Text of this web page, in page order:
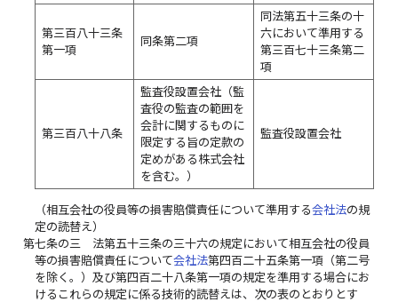
第三百八十三条
第一項
同条第二項
同法第五十三条の十
六において準用する
第三百七十三条第二
項
第三百八十八条
監査役設置会社（監
査役の監査の範囲を
会計に関するものに
限定する旨の定款の
定めがある株式会社
を含む。）
監査役設置会社
（相互会社の役員等の損害賠償責任について準用する会社法の規
定の読替え）
第七条の三
法第五十三条の三十六の規定において相互会社の役員
等の損害賠償責任について会社法第四百二十五条第一項（第二号
を除く。）及び第四百二十八条第一項の規定を準用する場合にお
けるこれらの規定に係る技術的読替えは、次の表のとおりとす